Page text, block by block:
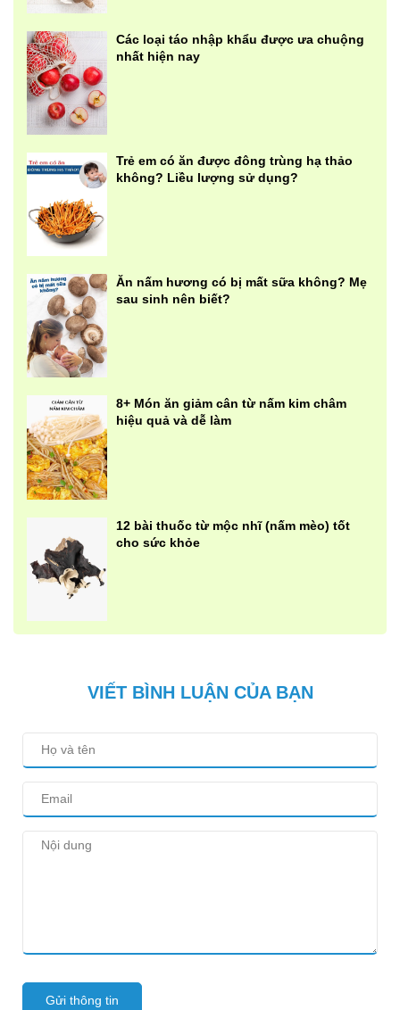
Các loại táo nhập khẩu được ưa chuộng
nhất hiện nay
Trẻ em có ăn được đông trùng hạ thảo
không? Liều lượng sử dụng?
Ăn nấm hương có bị mất sữa không? Mẹ
sau sinh nên biết?
8+ Món ăn giảm cân từ nấm kim châm
hiệu quả và dễ làm
12 bài thuốc từ mộc nhĩ (nấm mèo) tốt
cho sức khỏe
VIẾT BÌNH LUẬN CỦA BẠN
Gửi thông tin